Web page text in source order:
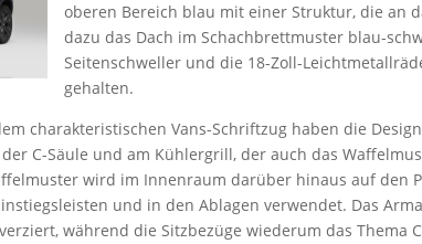
oberen Bereich blau mit einer Struktur, die an
dazu das Dach im Schachbrettmuster blau-
Seitenschweller und die 18-Zoll-
gehalten.
charakteristischen Vans-Schriftzug haben die
C-Säule und am Kühlergrill, der auch das
wird im Innenraum darüber hinaus auf den
und in den Ablagen verwendet. Das
während die Sitzbezüge wiederum das Thema